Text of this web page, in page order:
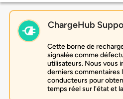
ChargeHub
Cette borne de
signalée comme
utilisateurs. Nous vous
derniers commentaires
conducteurs pour
temps réel sur l'état et